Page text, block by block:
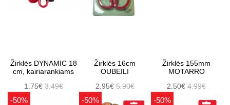
Žirklės DYNAMIC 18
cm, kairiarankiams
1.75€3.49€
Žirklės 16cm
OUBEILI
2.95€ 5.90€
Žirklės 155mm
MOTARRO
2.50€4.99€
-50% -50% -50%